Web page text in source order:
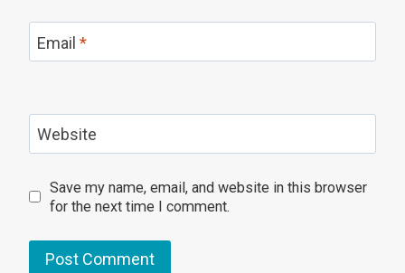
Email *
Website
Save my name, email, and website in this browser
for the next time I comment.